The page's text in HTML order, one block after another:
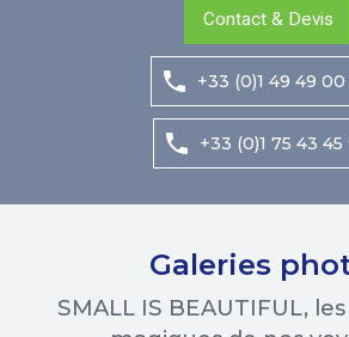
Contact & Devis
+33 (0)1 49 49
+33 (0)1 75 43 45
Galeries
SMALL IS BEAUTIFUL,